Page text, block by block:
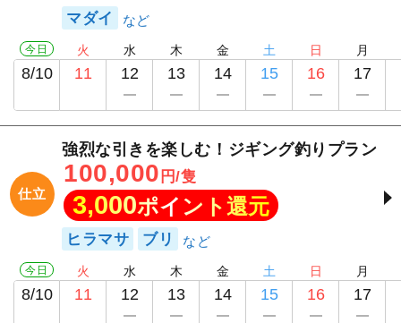
マダイ
今日
8/10
火
11
水
12
木
13
金
14
土
15
日
16
月
17
仕立
強烈な引きを楽しむ！ジギング釣りプラン
100,000 円/隻
3,000ポイント還元
ヒラマサ ブリ
今日
8/10
火
11
水
12
木
13
金
14
土
15
日
16
月
17